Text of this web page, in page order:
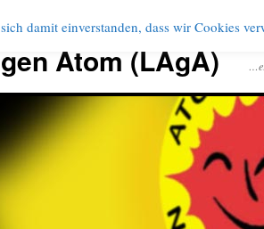
Atom (LAgA)
damit einverstanden, dass wir Cookies